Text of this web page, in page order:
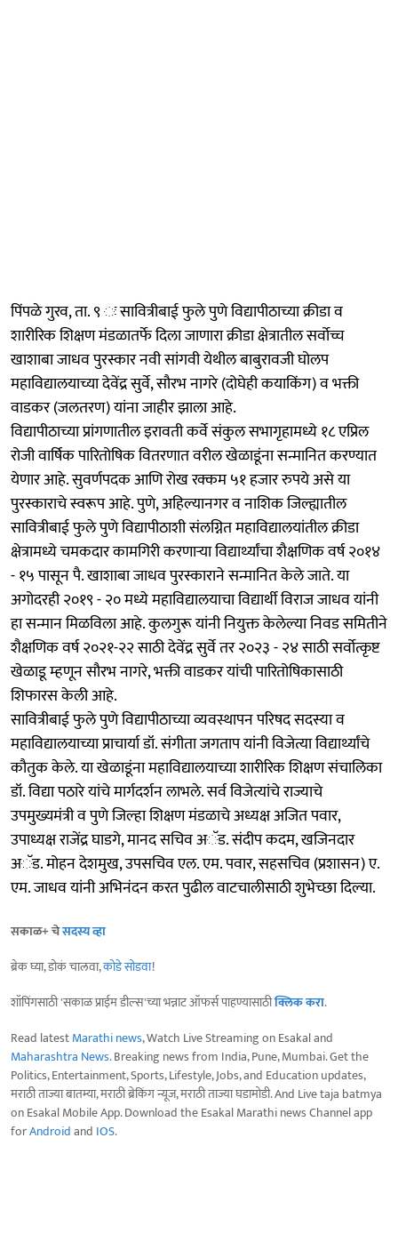
पिंपळे गुरव, ता. ९ ः सावित्रीबाई फुले पुणे विद्यापीठाच्या क्रीडा व
शारीरिक शिक्षण मंडळातर्फे दिला जाणारा क्रीडा क्षेत्रातील सर्वोच्च
खाशाबा जाधव पुरस्कार नवी सांगवी येथील बाबुरावजी घोलप
महाविद्यालयाच्या देवेंद्र सुर्वे, सौरभ नागरे (दोघेही कयाकिंग) व भक्ती
वाडकर (जलतरण) यांना जाहीर झाला आहे.
विद्यापीठाच्या प्रांगणातील इरावती कर्वे संकुल सभागृहामध्ये १८ एप्रिल
रोजी वार्षिक पारितोषिक वितरणात वरील खेळाडूंना सन्मानित करण्यात
येणार आहे. सुवर्णपदक आणि रोख रक्कम ५१ हजार रुपये असे या
पुरस्काराचे स्वरूप आहे. पुणे, अहिल्यानगर व नाशिक जिल्ह्यातील
सावित्रीबाई फुले पुणे विद्यापीठाशी संलग्नित महाविद्यालयांतील क्रीडा
क्षेत्रामध्ये चमकदार कामगिरी करणाऱ्या विद्यार्थ्यांचा शैक्षणिक वर्ष २०१४
- १५ पासून पै. खाशाबा जाधव पुरस्काराने सन्मानित केले जाते. या
अगोदरही २०१९ - २० मध्ये महाविद्यालयाचा विद्यार्थी विराज जाधव यांनी
हा सन्मान मिळविला आहे. कुलगुरू यांनी नियुक्त केलेल्या निवड समितीने
शैक्षणिक वर्ष २०२१-२२ साठी देवेंद्र सुर्वे तर २०२३ - २४ साठी सर्वोत्कृष्ट
खेळाडू म्हणून सौरभ नागरे, भक्ती वाडकर यांची पारितोषिकासाठी
शिफारस केली आहे.
सावित्रीबाई फुले पुणे विद्यापीठाच्या व्यवस्थापन परिषद सदस्या व
महाविद्यालयाच्या प्राचार्या डॉ. संगीता जगताप यांनी विजेत्या विद्यार्थ्यांचे
कौतुक केले. या खेळाडूंना महाविद्यालयाच्या शारीरिक शिक्षण संचालिका
डॉ. विद्या पठारे यांचे मार्गदर्शन लाभले. सर्व विजेत्यांचे राज्याचे
उपमुख्यमंत्री व पुणे जिल्हा शिक्षण मंडळाचे अध्यक्ष अजित पवार,
उपाध्यक्ष राजेंद्र घाडगे, मानद सचिव अॅड. संदीप कदम, खजिनदार
अॅड. मोहन देशमुख, उपसचिव एल. एम. पवार, सहसचिव (प्रशासन) ए.
एम. जाधव यांनी अभिनंदन करत पुढील वाटचालीसाठी शुभेच्छा दिल्या.
सकाळ+ चेसदस्य व्हा
ब्रेक घ्या, डोकं चालवा,कोडे सोडवा!
शॉपिंगसाठी 'सकाळ प्राईम डील्स'च्या भन्नाट ऑफर्स पाहण्यासाठीक्लिक करा.
Read latestMarathi news, Watch Live Streaming on Esakal and
Maharashtra News. Breaking news from India, Pune, Mumbai. Get the
Politics, Entertainment, Sports, Lifestyle, Jobs, and Education updates,
मराठी ताज्या बातम्या, मराठी ब्रेकिंग न्यूज, मराठी ताज्या घडामोडी. And Live taja batmya
on Esakal Mobile App. Download the Esakal Marathi news Channel app
forAndroidand IOS.